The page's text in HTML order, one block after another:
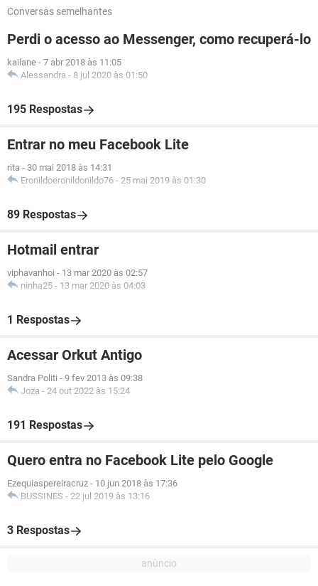
Conversas semelhantes
Perdi o acesso ao Messenger, como recuperá-lo
kailane - 7 abr 2018 às 11:05
Alessandra - 8 jul 2020 às 01:50
195 Respostas
Entrar no meu Facebook Lite
rita - 30 mai 2018 às 14:31
Eronildoeronildonildo76 - 25 mai 2019 às 01:30
89 Respostas
Hotmail entrar
viphavanhoi - 13 mar 2020 às 02:57
ninha25 - 13 mar 2020 às 04:03
1 Respostas
Acessar Orkut Antigo
Sandra Politi - 9 fev 2013 às 09:38
Joza - 24 out 2022 às 15:24
191 Respostas
Quero entra no Facebook Lite pelo Google
Ezequiaspereiracruz - 10 jun 2018 às 17:36
BUSSINES - 22 jul 2019 às 13:16
3 Respostas